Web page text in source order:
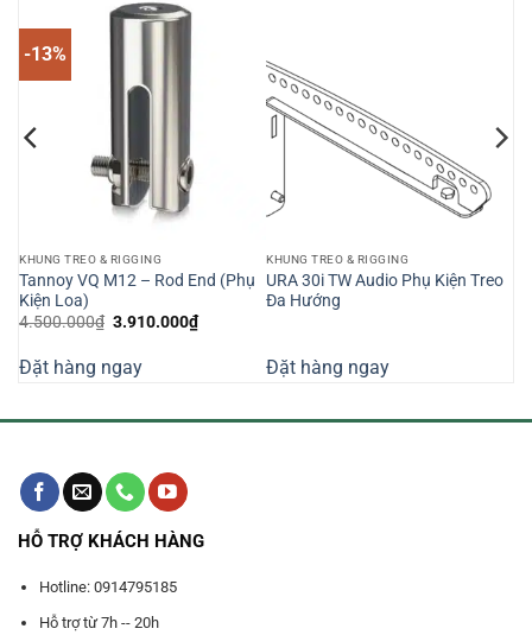
-13%
KHUNG TREO & RIGGING
Tannoy VQ M12 – Rod End (Phụ
Kiện Loa)
4.500.000₫ Giá
4.500.000₫.
3.910.000₫Giá
hiện
3.910.000₫.
Đặt hàng ngay
KHUNG TREO & RIGGING
URA 30i TW Audio Phụ Kiện Treo
Đa Hướng
Đặt hàng ngay
HỖ TRỢ KHÁCH HÀNG
Hotline: 0914795185
Hỗ trợ từ 7h -- 20h